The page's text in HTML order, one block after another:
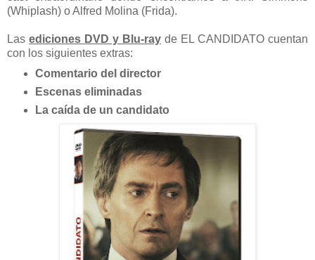
(Whiplash) o Alfred Molina (Frida).
Las ediciones DVD y Blu-ray de EL CANDIDATO cuentan
con los siguientes extras:
Comentario del director
Escenas eliminadas
La caída de un candidato